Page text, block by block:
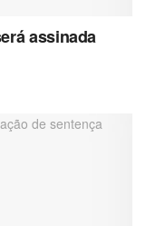
assinada